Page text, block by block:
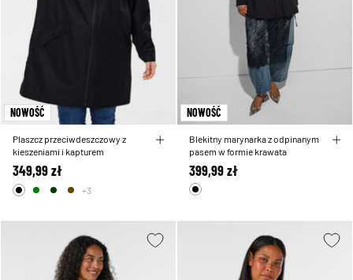
NOWOŚĆ
Plaszcz przeciwdeszczowy z
kieszeniami i kapturem
349,99 zł
+3
NOWOŚĆ
Blekitny marynarka z odpinanym
pasem w formie krawata
399,99 zł